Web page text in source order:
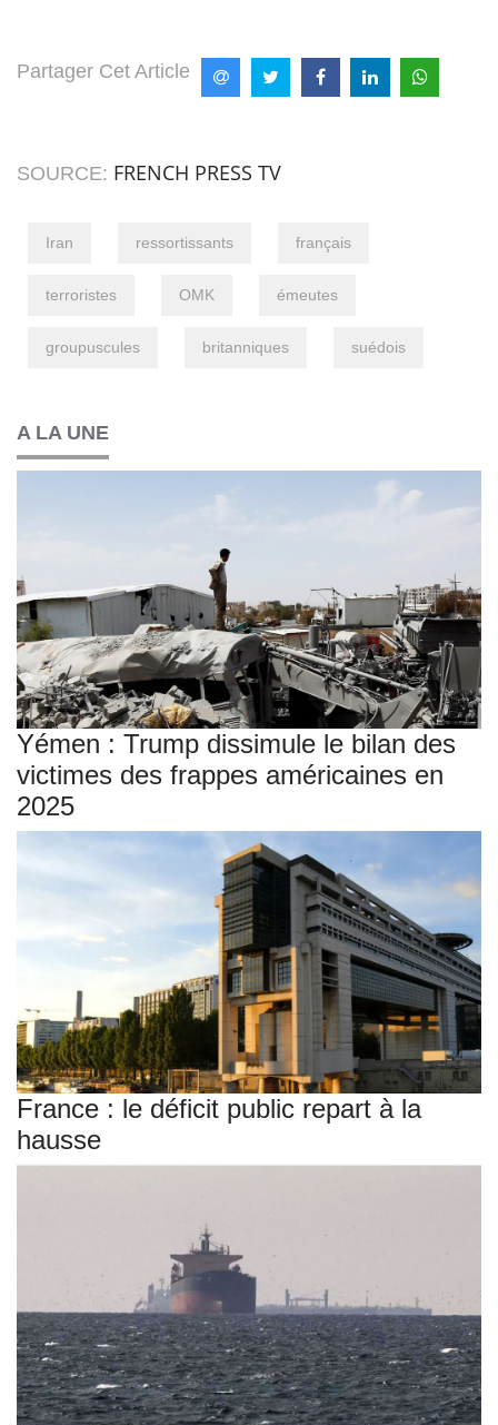
Partager Cet Article
SOURCE: FRENCH PRESS TV
Iran ressortissants français
terroristes OMK émeutes
groupuscules britanniques suédois
A LA UNE
Yémen : Trump dissimule le bilan des
victimes des frappes américaines en
2025
France : le déficit public repart à la
hausse